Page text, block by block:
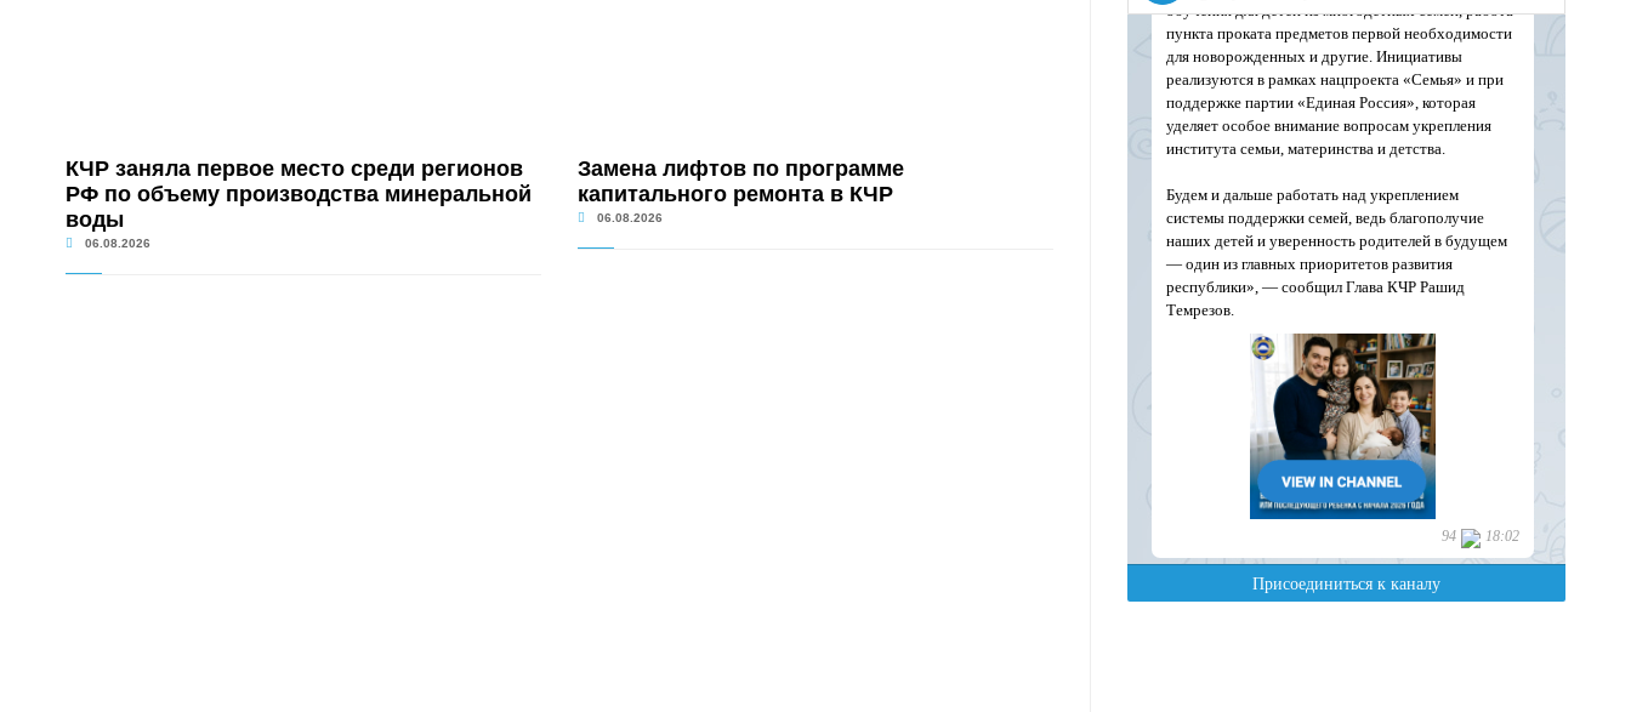
КЧР заняла первое место среди регионов
РФ по объему производства минеральной
воды
06.08.2026
Замена лифтов по программе
капитального ремонта в КЧР
06.08.2026